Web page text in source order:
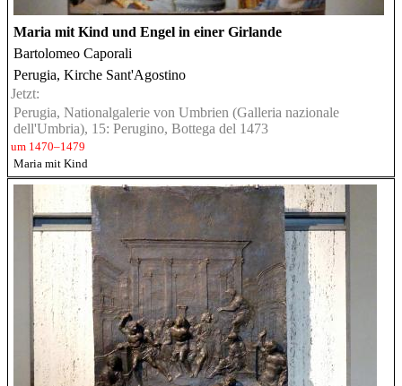
Maria mit Kind und Engel in einer Girlande
Bartolomeo Caporali
Perugia, Kirche Sant'Agostino
Jetzt:
Perugia, Nationalgalerie von Umbrien (Galleria nazionale
dell'Umbria), 15: Perugino, Bottega del 1473
um 1470–1479
Maria mit Kind